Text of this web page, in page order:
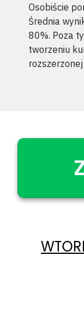
Osobiście
Średnia
80%. Poza
tworzeniu